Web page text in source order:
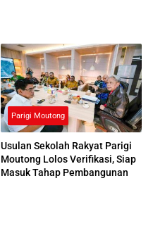
Parigi Moutong
Usulan Sekolah Rakyat Parigi
Moutong Lolos Verifikasi, Siap
Masuk Tahap Pembangunan